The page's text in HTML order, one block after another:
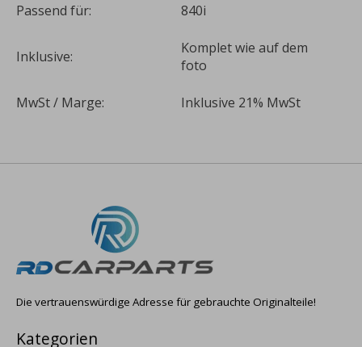
Passend für: 840i
Inklusive:
Komplet wie auf dem
foto
MwSt / Marge: Inklusive 21% MwSt
Die vertrauenswürdige Adresse für gebrauchte Originalteile!
Kategorien